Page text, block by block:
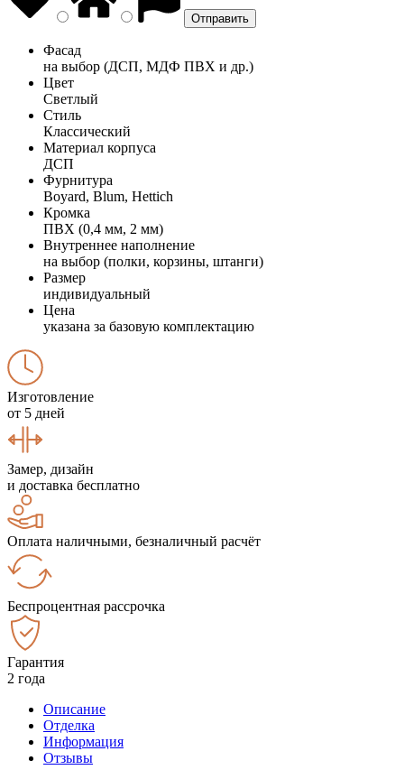
Фасад
на выбор (ДСП, МДФ ПВХ и др.)
Цвет
Светлый
Стиль
Классический
Материал корпуса
ДСП
Фурнитура
Boyard, Blum, Hettich
Кромка
ПВХ (0,4 мм, 2 мм)
Внутреннее наполнение
на выбор (полки, корзины, штанги)
Размер
индивидуальный
Цена
указана за базовую комплектацию
Изготовление
от 5 дней
Замер, дизайн
и доставка бесплатно
Оплата наличными, безналичный расчёт
Беспроцентная рассрочка
Гарантия
2 года
Описание
Отделка
Информация
Отзывы